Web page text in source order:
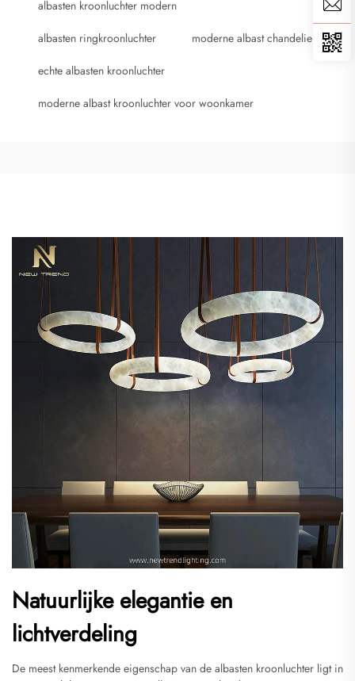
albasten kroonluchter modern
albasten ringkroonluchter moderne albast chandelier
echte albasten kroonluchter
moderne albast kroonluchter voor woonkamer
Natuurlijke elegantie en
lichtverdeling
De meest kenmerkende eigenschap van de albasten kroonluchter ligt in